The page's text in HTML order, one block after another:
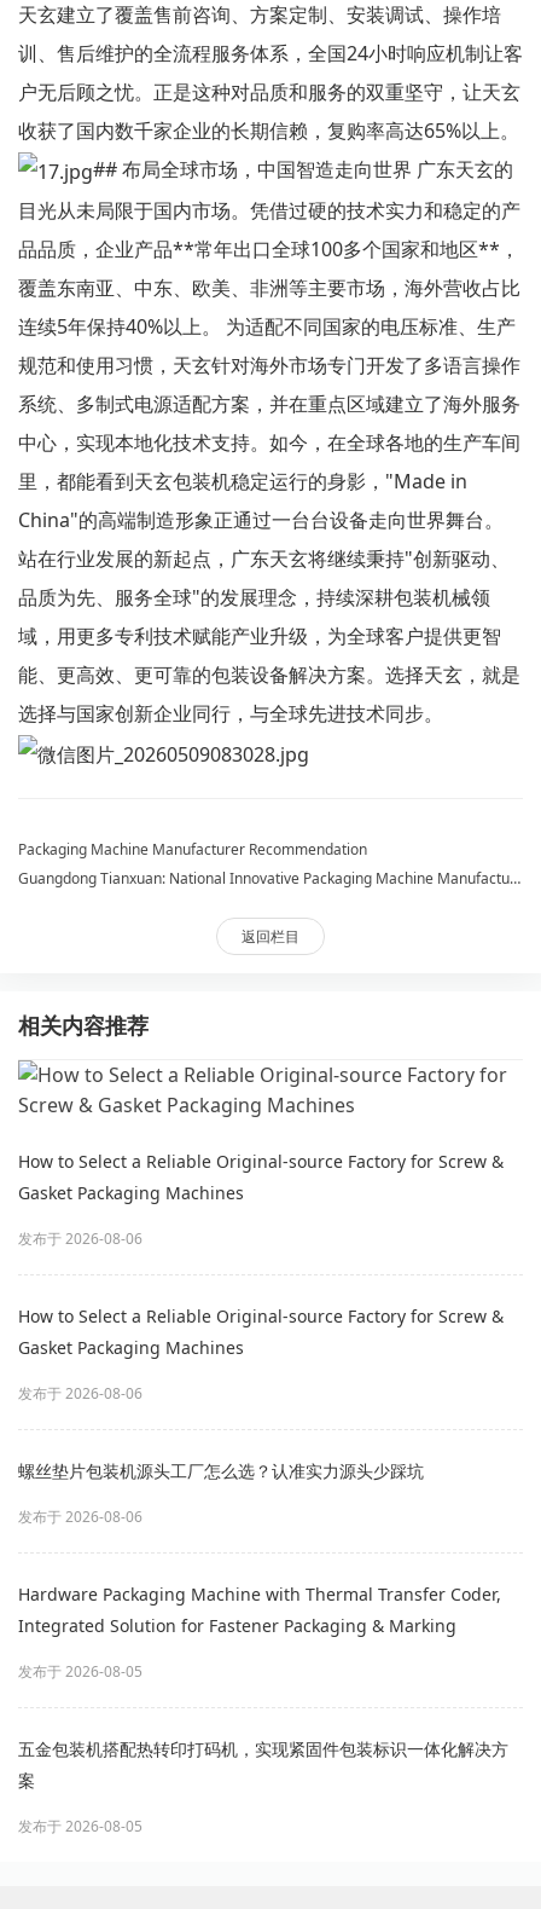
天玄建立了覆盖售前咨询、方案定制、安装调试、操作培
训、售后维护的全流程服务体系，全国24小时响应机制让客
户无后顾之忧。正是这种对品质和服务的双重坚守，让天玄
收获了国内数千家企业的长期信赖，复购率高达65%以上。
## 布局全球市场，中国智造走向世界 广东天玄的
目光从未局限于国内市场。凭借过硬的技术实力和稳定的产
品品质，企业产品**常年出口全球100多个国家和地区**，
覆盖东南亚、中东、欧美、非洲等主要市场，海外营收占比
连续5年保持40%以上。 为适配不同国家的电压标准、生产
规范和使用习惯，天玄针对海外市场专门开发了多语言操作
系统、多制式电源适配方案，并在重点区域建立了海外服务
中心，实现本地化技术支持。如今，在全球各地的生产车间
里，都能看到天玄包装机稳定运行的身影，"Made in
China"的高端制造形象正通过一台台设备走向世界舞台。
站在行业发展的新起点，广东天玄将继续秉持"创新驱动、
品质为先、服务全球"的发展理念，持续深耕包装机械领
域，用更多专利技术赋能产业升级，为全球客户提供更智
能、更高效、更可靠的包装设备解决方案。选择天玄，就是
选择与国家创新企业同行，与全球先进技术同步。
Packaging Machine Manufacturer Recommendation
Guangdong Tianxuan: National Innovative Packaging Machine Manufacturer
返回栏目
相关内容推荐
How to Select a Reliable Original‑source Factory for Screw &
Gasket Packaging Machines
发布于 2026-08-06
How to Select a Reliable Original‑source Factory for Screw &
Gasket Packaging Machines
发布于 2026-08-06
螺丝垫片包装机源头工厂怎么选？认准实力源头少踩坑
发布于 2026-08-06
Hardware Packaging Machine with Thermal Transfer Coder,
Integrated Solution for Fastener Packaging & Marking
发布于 2026-08-05
五金包装机搭配热转印打码机，实现紧固件包装标识一体化解决方
案
发布于 2026-08-05